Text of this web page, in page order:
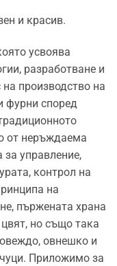
и красив.
усвоява
разработване и
производство на
фурни според
от неръждаема
управление,
контрол на
на
пържената храна
но също така
овнешко и
Приложимо за